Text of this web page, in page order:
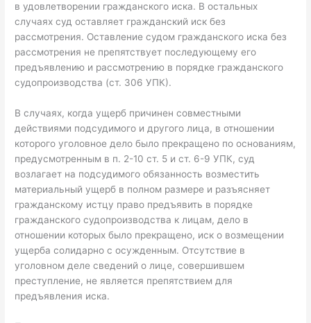
в удовлетворении гражданского иска. В остальных
случаях суд оставляет гражданский иск без
рассмотрения. Оставление судом гражданского иска без
рассмотрения не препятствует последующему его
предъявлению и рассмотрению в порядке гражданского
судопроизводства (ст. 306 УПК).
В случаях, когда ущерб причинен совместными
действиями подсудимого и другого лица, в отношении
которого уголовное дело было прекращено по основаниям,
предусмотренным в п. 2-10 ст. 5 и ст. 6-9 УПК, суд
возлагает на подсудимого обязанность возместить
материальный ущерб в полном размере и разъясняет
гражданскому истцу право предъявить в порядке
гражданского судопроизводства к лицам, дело в
отношении которых было прекращено, иск о возмещении
ущерба солидарно с осужденным. Отсутствие в
уголовном деле сведений о лице, совершившем
преступление, не является препятствием для
предъявления иска.